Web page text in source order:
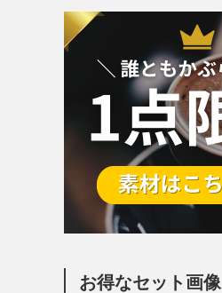
お得なセット画像